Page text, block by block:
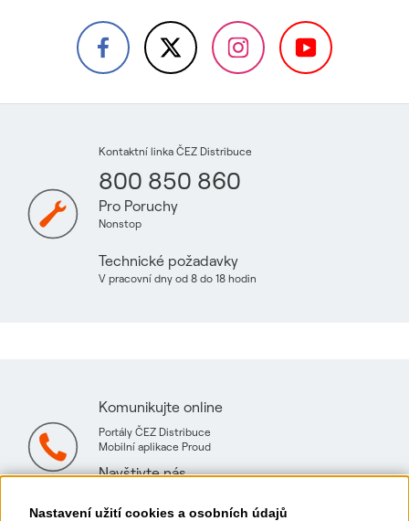
Nastavení užití cookies a osobních údajů
Kontaktní linka ČEZ Distribuce
800 850 860
Pro Poruchy
Nonstop
Technické požadavky
V pracovní dny od 8 do 18 hodin
Komunikujte online
Portály ČEZ Distribuce
Mobilní aplikace Proud
Navštivte nás